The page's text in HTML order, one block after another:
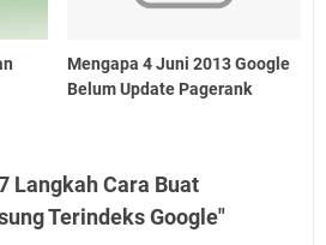
Mengapa 4 Juni 2013 Google
Belum Update Pagerank
Langkah Cara Buat
Terindeks Google"